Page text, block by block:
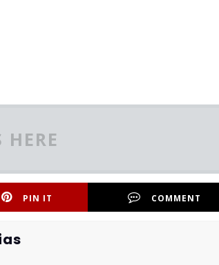
HERE
PIN IT COMMENT